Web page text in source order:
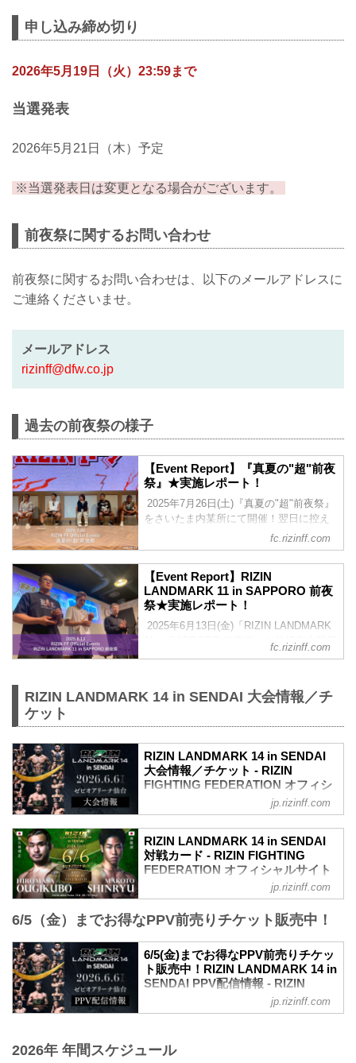
イ級王者の扇久保博正に挑む他、元谷vs.
けて前日に前夜祭イベントを開催いたし
参加ゲストには、征矢貴・大島沙緒里が
します...
申し込み締め切り
2026年5月19日（火）23:59まで
当選発表
2026年5月21日（木）予定
※当選発表日は変更となる場合がございます。
前夜祭に関するお問い合わせ
前夜祭に関するお問い合わせは、以下のメールアドレスに
ご連絡くださいませ。
メールアドレス
rizinff@dfw.co.jp
過去の前夜祭の様子
【Event Report】『真夏の"超"前夜
祭』★実施レポート！
2025年7月26日(土)『真夏の"超"前夜祭』
をさいたま内某所にて開催！翌日に控え
るビッグイベント「超RIZIN.4」を目前
に、選手とファンが直接交流できる特別
なイベントとして、大きな盛り上がりを
見せた前夜祭！当日の様子をレポートに
てお届けいたします！強者・超強者会員
様限定で「前夜祭ムービー」も公開！
▽『真夏の"超"前夜祭』の概要はこちら
の"超"前夜祭』ファンクラブ参加者大募
fc.rizinff.com
【Event Report】RIZIN
LANDMARK 11 in SAPPORO 前夜
祭★実施レポート！
2025年6月13日(金)「RIZIN LANDMARK
11 in SAPPORO 前夜祭」を札幌市内某所
にて開催！当日の様子をレポートにして
限定で「前夜祭ムービー」も公開！前夜
祭ムービーは25分越えの大ボリュームな
要はこちら▽ 2025/5/19 公開 6/13(土)開
催『RIZIN LANDMARK 11 in SAPPORO
前夜祭』ファンクラブ参加者大...
fc.rizinff.com
RIZIN LANDMARK 14 in SENDAI 大会情報／チ
ケット
RIZIN LANDMARK 14 in SENDAI
大会情報／チケット - RIZIN
FIGHTING FEDERATION オフィシ
要
開催日時
2026年6月6日（土）13:00開場（予定）／
※開場・開始時間は予定です。決定次第
RIZIN FFオフィシャルサイトにてご案内
します。
会場
ゼビオアリーナ仙台
JR「長町駅」東口：徒歩 約5分
地下鉄南北線「長町駅」北1出口：徒歩
アクセス/周辺マップ - ゼビオアリーナ仙
ナスポーツ」や「エンターテインメン
jp.rizinff.com
RIZIN LANDMARK 14 in SENDAI
対戦カード - RIZIN FIGHTING
FEDERATION オフィシャルサイト
フライ級タイトルマッチ／扇久保博正 vs.
フライ級タイトルマッチ
扇久保博正 vs. 神龍誠
元谷友貴 vs. トニー・ララミー
RIZIN MMAルール：5分 3R（57.0kg）
元谷友貴 vs. トニー・ララミー
矢地祐介 vs. ISAO
“ブラックパンサー”ベイノア vs. 芳賀ビラ
jp.rizinff.com
6/5（金）までお得なPPV前売りチケット販売中！
6/5(金)までお得なPPV前売りチケッ
ト販売中！RIZIN LANDMARK 14 in
SENDAI PPV配信情報 - RIZIN
FIGHTING FEDERATION オフィシ
ャルサイト
配信チケットが、5月15日（金）12時より
jp.rizinff.com
2026年 年間スケジュール